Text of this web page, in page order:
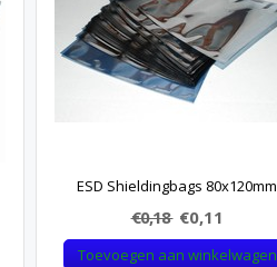
ESD Shieldingbags 80x120mm
€0,18 €0,11
Toevoegen aan winkelwagen